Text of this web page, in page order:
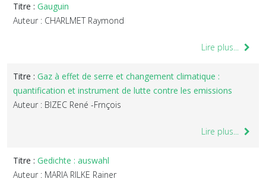
Titre : Gauguin
Auteur : CHARLMET Raymond
Lire plus...
Titre : Gaz à effet de serre et changement climatique :
quantification et instrument de lutte contre les emissions
Auteur : BIZEC René -Frnçois
Lire plus...
Titre : Gedichte : auswahl
Auteur : MARIA RILKE Rainer